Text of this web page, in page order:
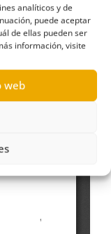
analíticos y de
puede aceptar
de ellas pueden ser
información, visite
web